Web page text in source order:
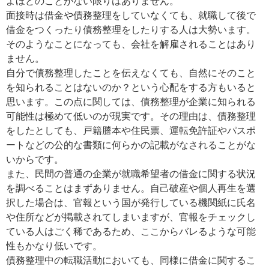
面接時は借金や債務整理をしていなくても、就職して後で
借金をつくったり債務整理をしたりする人は大勢います。
そのようなことになっても、会社を解雇されることはあり
ません。
自分で債務整理したことを伝えなくても、自然にそのこと
を知られることはないのか？という心配をする方もいると
思います。この点に関しては、債務整理が企業に知られる
可能性は極めて低いのが現実です。その理由は、債務整理
をしたとしても、戸籍謄本や住民票、運転免許証やパスポ
ートなどの公的な書類に何らかの記載がなされることがな
いからです。
また、民間の普通の企業が就職希望者の借金に関する状況
を調べることはまずありません。自己破産や個人再生を選
択した場合は、官報という国が発行している機関紙に氏名
や住所などが掲載されてしまいますが、官報をチェックし
ている人はごく稀であるため、ここからバレるような可能
性もかなり低いです。
債務整理中の転職活動においても、同様に借金に関するこ